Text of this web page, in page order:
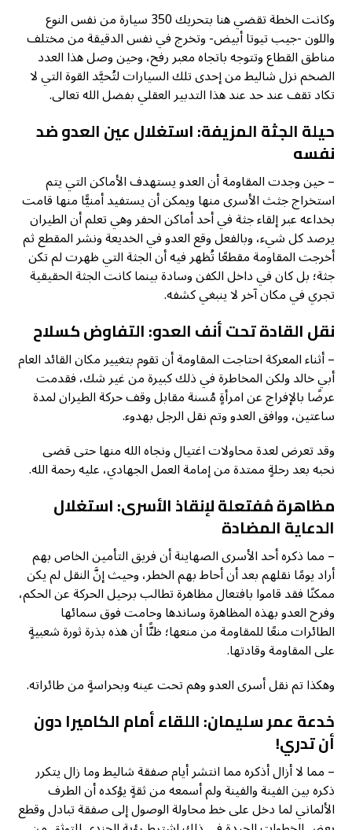
وكانت الخطة تقضي هنا بتحريك 350 سيارة من نفس النوع
واللون -جيب تيوتا أبيض- وتخرج في نفس الدقيقة من مختلف
مناطق القطاع وتتوجه باتجاه معبر رفح، وحين وصل هذا العدد
الضخم نزل شاليط من إحدى تلك السيارات لتُحيَّد القوة التي لا
تكاد تقف عند حد عند هذا التدبير العقلي بفضل الله تعالى.
حيلة الجثة المزيفة: استغلال عين العدو ضد
نفسه
– حين وجدت المقاومة أن العدو يستهدف الأماكن التي يتم
استخراج جثث الأسرى منها ويمكن أن يستفيد أمنيًّا منها قامت
بخداعه عبر إلقاء جثة في أحد أماكن الحفر وهي تعلم أن الطيران
يرصد كل شيء، وبالفعل وقع العدو في الخديعة ونشر المقطع ثم
أخرجت المقاومة مقطعًا تُظهر فيه أن الجثة التي ظهرت لم تكن
جثة؛ بل كان في داخل الكفن وسادة بينما كانت الجثة الحقيقية
تجري في مكان آخر لا ينبغي كشفه.
نقل القادة تحت أنف العدو: التفاوض كسلاح
– أثناء المعركة احتاجت المقاومة أن تقوم بتغيير مكان القائد العام
أبي خالد ولكن المخاطرة في ذلك كبيرة من غير شك، فقدمت
عرضًا بالإفراج عن امرأةٍ مُسنة مقابل وقف حركة الطيران لمدة
ساعتين، ووافق العدو وتم نقل الرجل بهدوء.
وقد تعرض لعدة محاولات اغتيال ونجاه الله منها حتى قضى
نحبه بعد رحلةٍ ممتدة من إمامة العمل الجهادي، عليه رحمة الله.
مظاهرة مُفتعلة لإنقاذ الأسرى: استغلال
الدعاية المضادة
– مما ذكره أحد الأسرى الصهاينة أن فريق التأمين الخاص بهم
أراد يومًا نقلهم بعد أن أحاط بهم الخطر، وحيث إنَّ النقل لم يكن
ممكنًا فقد قاموا بافتعال مظاهرة تطالب برحيل الحركة عن الحكم،
وفرح العدو بهذه المظاهرة وساندها وحامت فوق سمائها
الطائرات منعًا للمقاومة من منعها؛ ظنًّا أن هذه بذرة ثورة شعبيةٍ
على المقاومة وقادتها.
وهكذا تم نقل أسرى العدو وهم تحت عينه وبحراسةٍ من طائراته.
خدعة عمر سليمان: اللقاء أمام الكاميرا دون
أن تدري!
– مما لا أزال أذكره مما انتشر أيام صفقة شاليط وما زال يتكرر
ذكره بين الفينة والفينة ولم أسمعه من ثقةٍ يؤكده أن الطرف
الألماني لما دخل على خط محاولة الوصول إلى صفقة تبادل وقطع